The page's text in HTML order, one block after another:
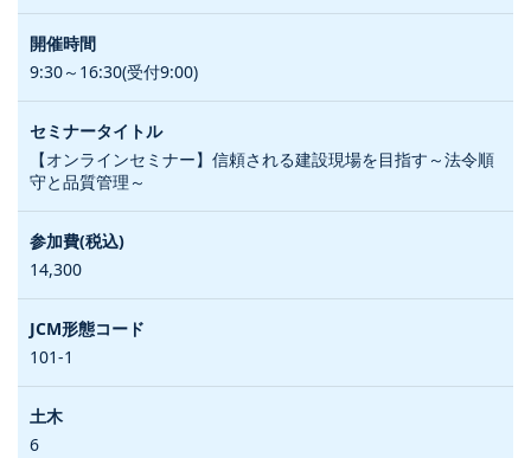
9:30～16:30(受付9:00)
【オンラインセミナー】信頼される建設現場を目指す～法令順
守と品質管理～
14,300
101-1
6